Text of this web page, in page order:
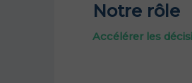
Notre rôle
Accélérer les